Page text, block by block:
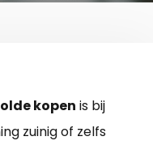
kopen is bij
zuinig of zelfs